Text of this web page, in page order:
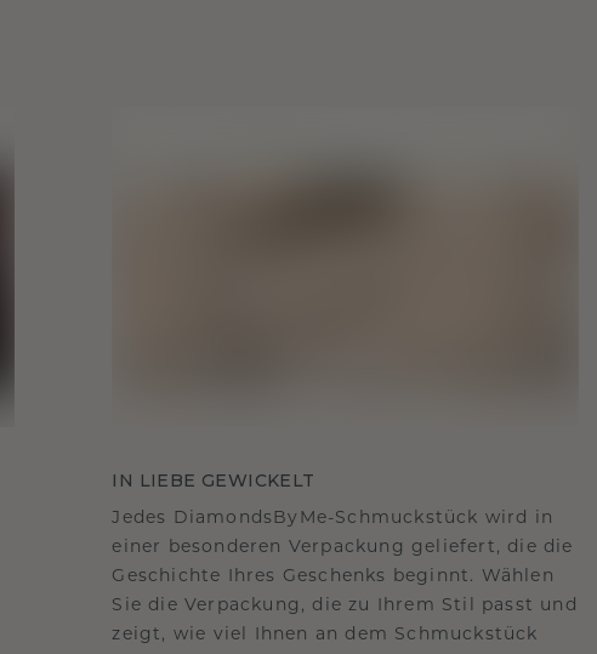
IN LIEBE GEWICKELT
Jedes DiamondsByMe-Schmuckstück wird in
einer besonderen Verpackung geliefert, die die
Geschichte Ihres Geschenks beginnt. Wählen
Sie die Verpackung, die zu Ihrem Stil passt und
zeigt, wie viel Ihnen an dem Schmuckstück